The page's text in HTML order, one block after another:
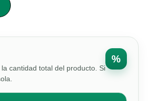
cantidad total del producto. Si
%